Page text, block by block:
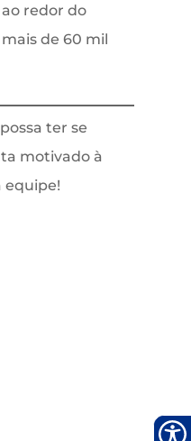
redor do
de 60 mil
ter se
motivado à
equipe!